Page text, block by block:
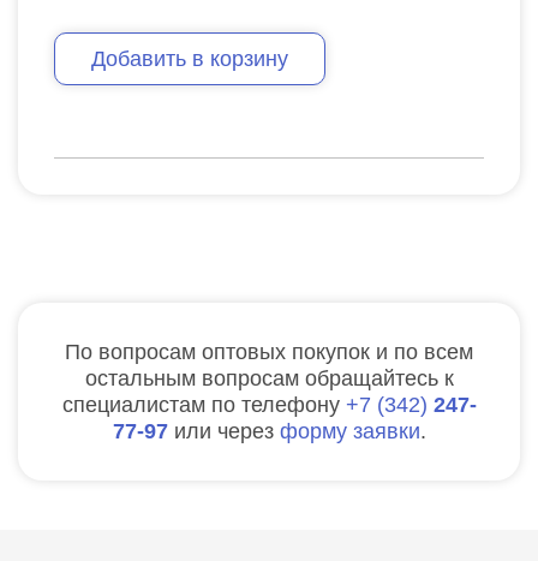
Добавить в корзину
По вопросам оптовых покупок и по всем
остальным вопросам обращайтесь к
специалистам по телефону
7 342 247-
77-97 или через форму заявки.